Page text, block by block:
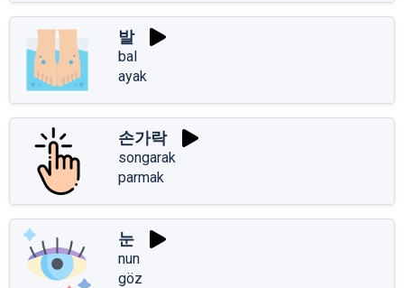
발
bal
ayak
손가락
songarak
parmak
눈
nun
göz